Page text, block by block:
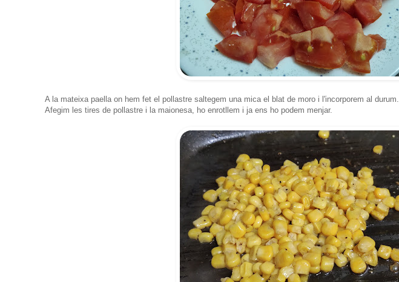
A la mateixa paella on hem fet el pollastre saltegem una mica el blat de moro i l'incorporem al durum.
Afegim les tires de pollastre i la maionesa, ho enrotllem i ja ens ho podem menjar.